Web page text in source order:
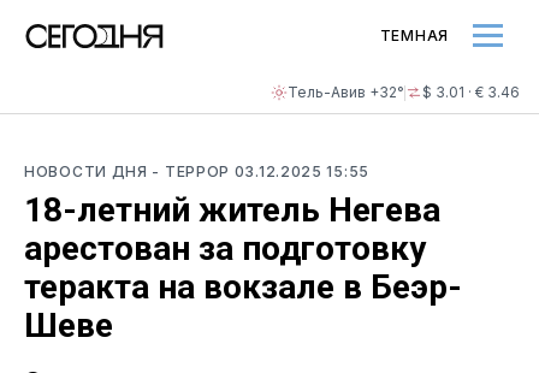
Тель-Авив +32° $ 3.01 · € 3.46
ТЕМНАЯ
НОВОСТИ ДНЯ - ТЕРРОР 03.12.2025 15:55
18-летний житель Негева
арестован за подготовку
теракта на вокзале в Беэр-
Шеве